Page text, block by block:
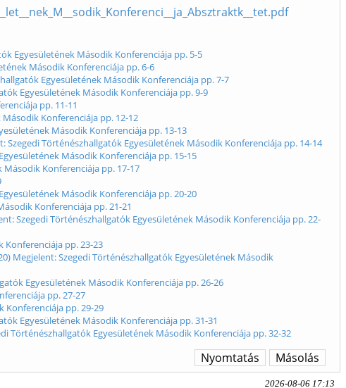
Egyesületének Második Konferenciája pp. 5-5
Második Konferenciája pp. 6-6
Egyesületének Második Konferenciája pp. 7-7
Egyesületének Második Konferenciája pp. 9-9
pp. 11-11
Konferenciája pp. 12-12
Második Konferenciája pp. 13-13
Történészhallgatók Egyesületének Második Konferenciája pp. 14-14
Második Konferenciája pp. 15-15
Konferenciája pp. 17-17
Második Konferenciája pp. 20-20
Konferenciája pp. 21-21
Szegedi Történészhallgatók Egyesületének Második Konferenciája pp. 22-
Konferenciája pp. 23-23
Megjelent: Szegedi Történészhallgatók Egyesületének Második
Egyesületének Második Konferenciája pp. 26-26
pp. 27-27
Konferenciája pp. 29-29
Egyesületének Második Konferenciája pp. 31-31
Történészhallgatók Egyesületének Második Konferenciája pp. 32-32
Másolás
Nyomtatás
2026-08-06 17:13